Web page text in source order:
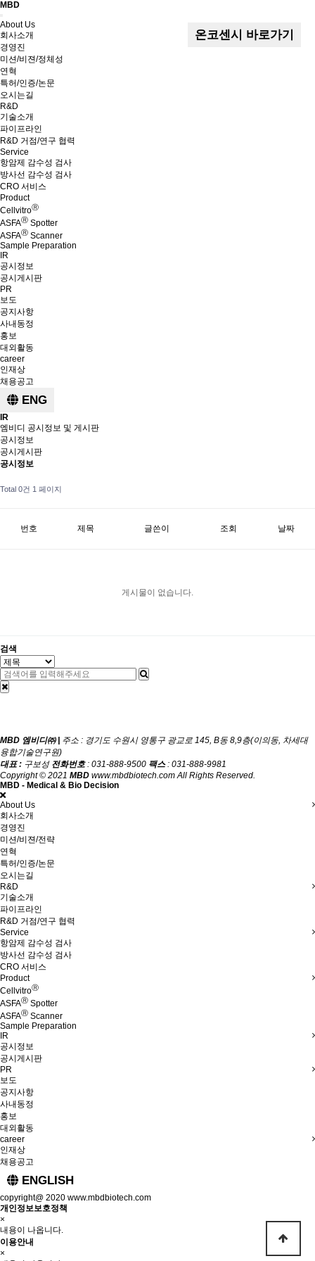
MBD
Menu
About Us
회사소개
경영진
미션/비젼/정체성
연혁
특허/인증/논문
오시는길
R&D
기술소개
파이프라인
R&D 거점/연구 협력
Service
항암제 감수성 검사
방사선 감수성 검사
CRO 서비스
Product
CellvitroⓇ
ASFAⓇ Spotter
ASFAⓇ Scanner
Sample Preparation
IR
공시정보
공시게시판
PR
보도
공지사항
사내동정
홍보
대외활동
career
인재상
채용공고
ENG
온코센시 바로가기
IR
엠비디 공시정보 및 게시판
공시정보
공시게시판
공시정보
Total 0건 1 페이지
번호 제목 글쓴이 조회 날짜
게시물이 없습니다.
검색
MBD 엠비디㈜ |
주소 : 경기도 수원시 영통구 광교로 145, B동 8,9층(이의동, 차세대
융합기술연구원)
대표 : 구보성 전화번호: 031-888-9500 팩스: 031-888-9981
Copyright © 2021 MBD www.mbdbiotech.com All Rights Reserved.
MBD - Medical & Bio Decision
About Us
회사소개
경영진
미션/비젼/전략
연혁
특허/인증/논문
오시는길
R&D
기술소개
파이프라인
R&D 거점/연구 협력
Service
항암제 감수성 검사
방사선 감수성 검사
CRO 서비스
Product
CellvitroⓇ
ASFAⓇ Spotter
ASFAⓇ Scanner
Sample Preparation
IR
공시정보
공시게시판
PR
보도
공지사항
사내동정
홍보
대외활동
career
인재상
채용공고
ENGLISH
copyright@ 2020 www.mbdbiotech.com
개인정보보호정책
×
내용이 나옵니다.
이용안내
×